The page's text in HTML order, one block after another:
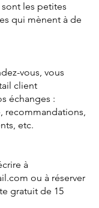
les petites
qui mènent à de
vous, vous
client
échanges :
recommandations,
etc.
à
ou à réserver
gratuit de 15